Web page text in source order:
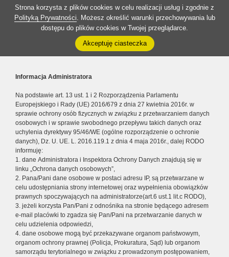
Strona korzysta z plików cookies w celu realizacji usług i zgodnie z
Polityką Prywatności. Możesz określić warunki przechowywania lub
dostępu do plików cookies w Twojej przeglądarce.
Akceptuję ciasteczka
Informacja Administratora
Na podstawie art. 13 ust. 1 i 2 Rozporządzenia Parlamentu
Europejskiego i Rady (UE) 2016/679 z dnia 27 kwietnia 2016r. w
sprawie ochrony osób fizycznych w związku z przetwarzaniem danych
osobowych i w sprawie swobodnego przepływu takich danych oraz
uchylenia dyrektywy 95/46/WE (ogólne rozporządzenie o ochronie
danych), Dz. U. UE. L. 2016.119.1 z dnia 4 maja 2016r., dalej RODO
informuję:
1. dane Administratora i Inspektora Ochrony Danych znajdują się w
linku „Ochrona danych osobowych”,
2. Pana/Pani dane osobowe w postaci adresu IP, są przetwarzane w
celu udostępniania strony internetowej oraz wypełnienia obowiązków
prawnych spoczywających na administratorze(art.6 ust.1 lit.c RODO),
3. jeżeli korzysta Pan/Pani z odnośnika na stronie będącego adresem
e-mail placówki to zgadza się Pan/Pani na przetwarzanie danych w
celu udzielenia odpowiedzi,
4. dane osobowe mogą być przekazywane organom państwowym,
organom ochrony prawnej (Policja, Prokuratura, Sąd) lub organom
samorządu terytorialnego w związku z prowadzonym postępowaniem,